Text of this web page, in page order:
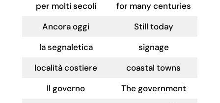
per molti secoli
for many centuries
Ancora oggi
Still today
la segnaletica
signage
località costiere
coastal towns
Il governo
The government